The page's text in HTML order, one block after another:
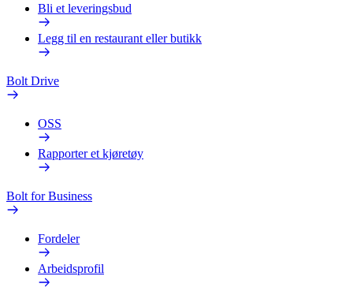
Bli et leveringsbud
Legg til en restaurant eller butikk
Bolt Drive
OSS
Rapporter et kjøretøy
Bolt for Business
Fordeler
Arbeidsprofil